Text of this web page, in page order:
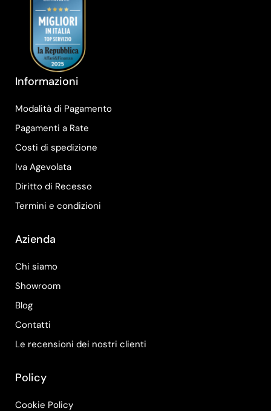
Informazioni
Modalità di Pagamento
Pagamenti a Rate
Costi di spedizione
Iva Agevolata
Diritto di Recesso
Termini e condizioni
Azienda
Chi siamo
Showroom
Blog
Contatti
Le recensioni dei nostri clienti
Policy
Cookie Policy